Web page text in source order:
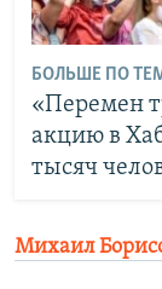
БОЛЬШЕ ПО
«Перемен
акцию в
тысяч
Михаил